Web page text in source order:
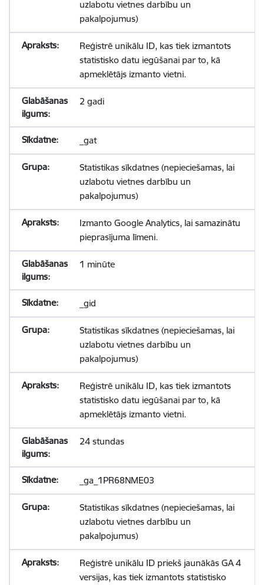
uzlabotu vietnes darbību un
pakalpojumus)
Reģistrē unikālu ID, kas tiek izmantots
statistisko datu iegūšanai par to, kā
apmeklētājs izmanto vietni.
2 gadi
_gat
Statistikas sīkdatnes (nepieciešamas, lai
uzlabotu vietnes darbību un
pakalpojumus)
Izmanto Google Analytics, lai samazinātu
pieprasījuma līmeni.
1 minūte
_gid
Statistikas sīkdatnes (nepieciešamas, lai
uzlabotu vietnes darbību un
pakalpojumus)
Reģistrē unikālu ID, kas tiek izmantots
statistisko datu iegūšanai par to, kā
apmeklētājs izmanto vietni.
24 stundas
_ga_1PR68NME03
Statistikas sīkdatnes (nepieciešamas, lai
uzlabotu vietnes darbību un
pakalpojumus)
Reģistrē unikālu ID priekš jaunākās GA 4
versijas, kas tiek izmantots statistisko